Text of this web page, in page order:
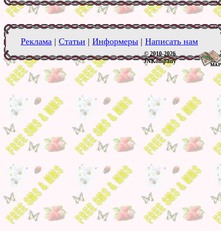
Реклама | Статьи | Информеры | Написать нам
© 2010-2026
JNKompany